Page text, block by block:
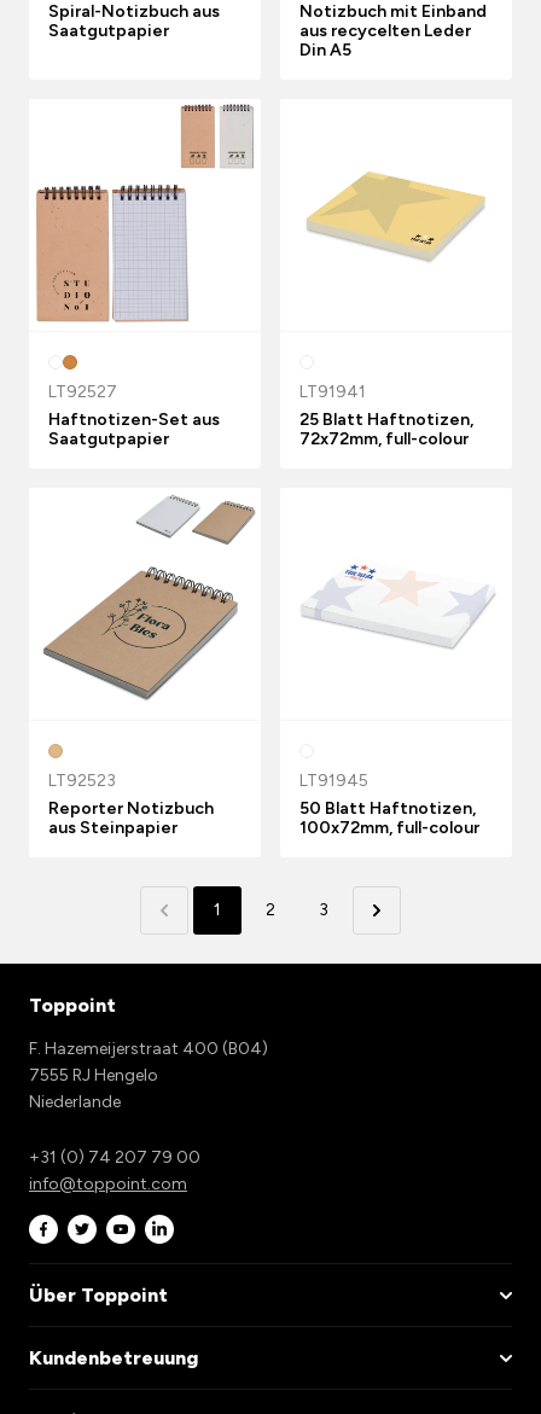
Spiral-Notizbuch aus
Saatgutpapier
Notizbuch mit Einband
aus recycelten Leder
Din A5
LT92527
Haftnotizen-Set aus
Saatgutpapier
LT91941
25 Blatt Haftnotizen,
72x72mm, full-colour
LT92523
Reporter Notizbuch
aus Steinpapier
LT91945
50 Blatt Haftnotizen,
100x72mm, full-colour
1 2 3
Toppoint
F. Hazemeijerstraat 400 (B04)
7555 RJ Hengelo
Niederlande
+31 (0) 74 207 79 00
info@toppoint.com
Über Toppoint
Kundenbetreuung